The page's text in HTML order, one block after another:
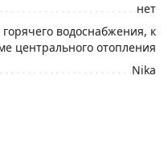
нет
горячего водоснабжения, к
центрального отопления
Nika